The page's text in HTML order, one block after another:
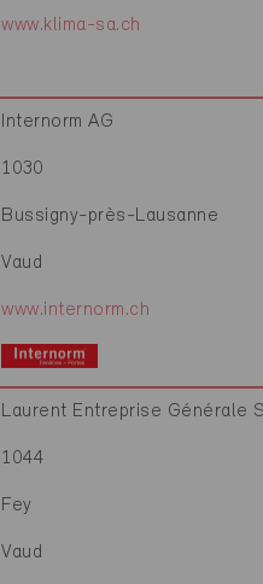
www.klima-sa.ch
Internorm AG
1030
Bussigny-près-Lausanne
Vaud
www.internorm.ch
Laurent Entreprise Générale
1044
Fey
Vaud